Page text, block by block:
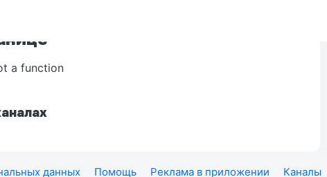
a function
данных Помощь Реклама в приложении Каналы